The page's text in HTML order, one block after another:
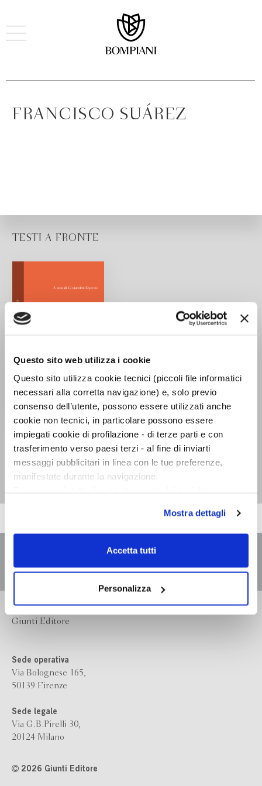
Questo sito web utilizza i cookie
Questo sito utilizza cookie tecnici (piccoli file informatici
necessari alla corretta navigazione) e, solo previo
consenso dell’utente, possono essere utilizzati anche
cookie non tecnici, in particolare possono essere
impiegati cookie di profilazione - di terze parti e con
trasferimento verso paesi terzi - al fine di inviarti
messaggi pubblicitari in linea con le tue preferenze,
manifestate durante la navigazione.
scelte privacy sui cookie, ti invitiamo a prendere visione
dell’informativa cookie.
Chiudendo il banner tramite la “X” prosegui la
dei soli cookie tecnici. Selezionando “Accetta tutti” presti
il tuo consenso alla profilazione che potrai revocare in
ogni momentoRevoca
Mostra dettagli
Accetta tutti
Personalizza
FRANCISCO SUÁREZ
TESTI A FRONTE
Disputazioni
metafisiche. Testo
latino a fronte
Francisco Suárez
Giunti Editore
Sede operativa
Via Bolognese 165,
50139 Firenze
Sede legale
Via G.B.Pirelli 30,
20124 Milano
2026 Giunti Editore